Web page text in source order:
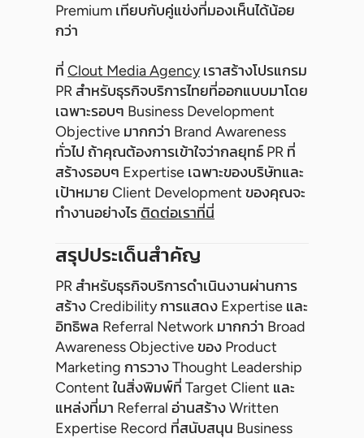
Premium เทียบกับคู่แข่งที่มองเห็นได้น้อย
กว่า
ที่ Clout Media Agencyเราสร้างโปรแกรม
PR สำหรับธุรกิจบริการไทยที่ออกแบบมาโดย
เฉพาะรอบๆ Business Development
Objective มากกว่า Brand Awareness
ทั่วไป ถ้าคุณต้องการเข้าใจว่ากลยุทธ์ PR ที่
สร้างรอบๆ Expertise เฉพาะของบริษัทและ
เป้าหมาย Client Development ของคุณจะ
ทำงานอย่างไรติดต่อเราที่นี่
สรุปประเด็นสำคัญ
PR สำหรับธุรกิจบริการดำเนินงานผ่านการ
สร้าง Credibility การแสดง Expertise และ
อิทธิพล Referral Network มากกว่า Broad
Awareness Objective ของ Product
Marketing การวาง Thought Leadership
Content ในสิ่งพิมพ์ที่ Target Client และ
แหล่งที่มา Referral อ่านสร้าง Written
Expertise Record ที่สนับสนุน Business